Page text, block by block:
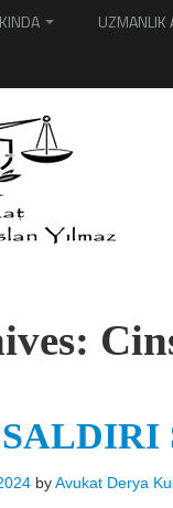
UZMANLIK
byAvukat Derya